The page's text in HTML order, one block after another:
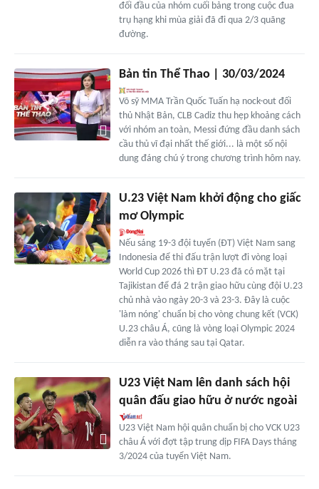
đối đầu của nhóm cuối bảng trong cuộc đua
trụ hạng khi mùa giải đã đi qua 2/3 quãng
đường.
Bản tin Thể Thao | 30/03/2024
Võ sỹ MMA Trần Quốc Tuấn hạ nock-out đối
thủ Nhật Bản, CLB Cadiz thu hẹp khoảng cách
với nhóm an toàn, Messi đứng đầu danh sách
cầu thủ vĩ đại nhất thế giới... là một số nội
dung đáng chú ý trong chương trình hôm nay.
U.23 Việt Nam khởi động cho giấc
mơ Olympic
Nếu sáng 19-3 đội tuyển (ĐT) Việt Nam sang
Indonesia để thi đấu trận lượt đi vòng loại
World Cup 2026 thì ĐT U.23 đã có mặt tại
Tajikistan để đá 2 trận giao hữu cùng đội U.23
chủ nhà vào ngày 20-3 và 23-3. Đây là cuộc
'làm nóng' chuẩn bị cho vòng chung kết (VCK)
U.23 châu Á, cũng là vòng loại Olympic 2024
diễn ra vào tháng sau tại Qatar.
U23 Việt Nam lên danh sách hội
quân đấu giao hữu ở nước ngoài
U23 Việt Nam hội quân chuẩn bị cho VCK U23
châu Á với đợt tập trung dịp FIFA Days tháng
3/2024 của tuyển Việt Nam.